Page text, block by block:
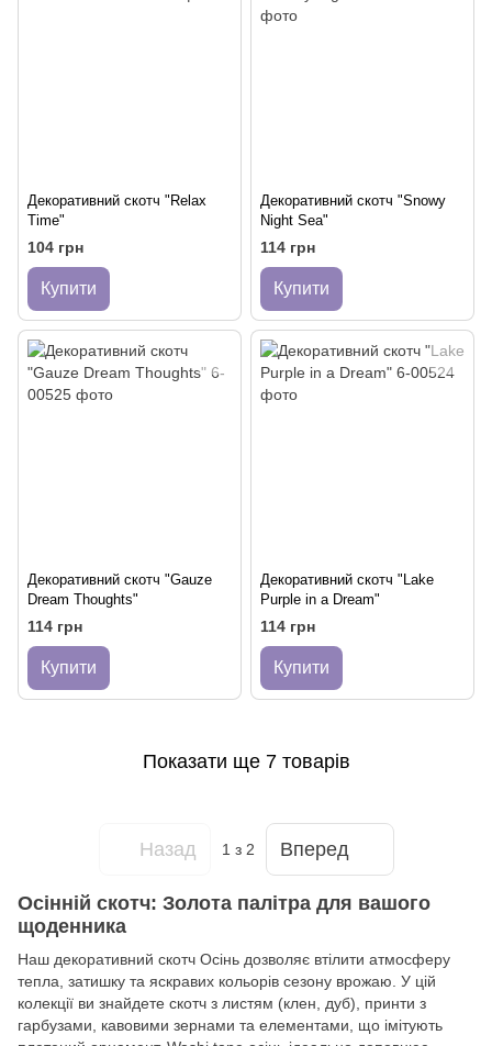
Декоративний скотч "Relax
Time"
104 грн
Купити
Декоративний скотч "Snowy
Night Sea"
114 грн
Купити
Декоративний скотч "Gauze
Dream Thoughts"
114 грн
Купити
Декоративний скотч "Lake
Purple in a Dream"
114 грн
Купити
Показати ще 7 товарів
Назад 1 з 2 Вперед
Осінній скотч: Золота палітра для вашого
щоденника
Наш декоративний скотч Осінь дозволяє втілити атмосферу
тепла, затишку та яскравих кольорів сезону врожаю. У цій
колекції ви знайдете скотч з листям (клен, дуб), принти з
гарбузами, кавовими зернами та елементами, що імітують